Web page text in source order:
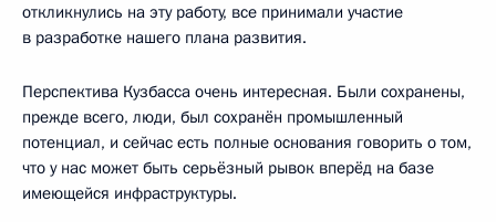
откликнулись на эту работу, все принимали участие
в разработке нашего плана развития.
Перспектива Кузбасса очень интересная. Были сохранены,
прежде всего, люди, был сохранён промышленный
потенциал, и сейчас есть полные основания говорить о том,
что у нас может быть серьёзный рывок вперёд на базе
имеющейся инфраструктуры.